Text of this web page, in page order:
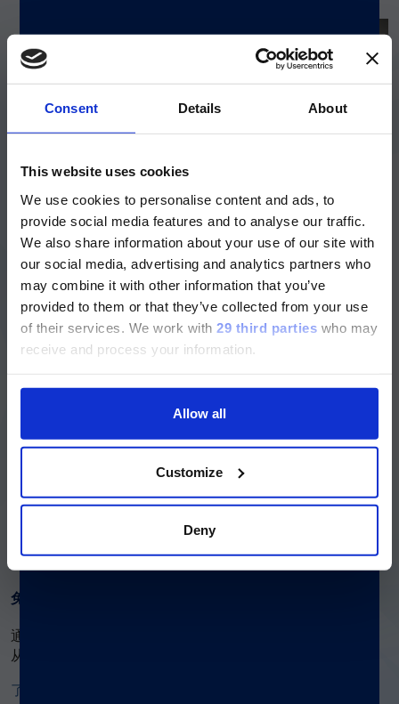
Consent Details About
This website uses cookies
We use cookies to personalise content and ads, to
provide social media features and to analyse our traffic.
We also share information about your use of our site with
our social media, advertising and analytics partners who
may combine it with other information that you’ve
provided to them or that they’ve collected from your use
of their services. We work with 29 third parties who may
receive and process your information.
Allow all
Customize
Deny
目前仅LUMINEX LTG部分的内容采用
中文表达，所有其它内容依旧提供英文
版本
Currently, only the Luminex LTG
section and the Service & Support
pages regarding Luminex LTG are
xMAP技术优势尽显
探索 xMAP ®
技术并了解全球多重检测研究专家使用
的众多应用。
基于微球的多重检测与电化学发光的对比
与传统方法学相比，基于微球的多重检测提供了更为强大的
多重检测能力，相比以往，实验操作所需时间更短，且能够
为用户提供更优质的实验结果
免疫学分析
通过使用xMAP技术，研究人员可将多次实验整合为一次，
从而进行更有效的免疫反应研究。
了解更多